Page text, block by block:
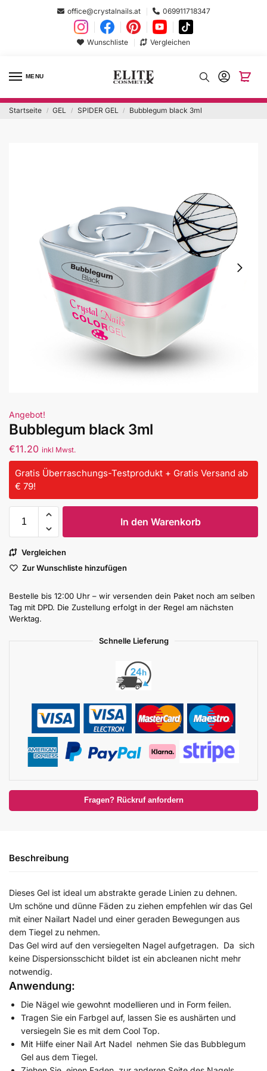
office@crystalnails.at 069911718347
Wunschliste Vergleichen
MENU
Startseite / GEL / SPIDER GEL / Bubblegum black 3ml
Angebot!
Bubblegum black 3ml
€11.20 inkl Mwst.
Gratis Überraschungs-Testprodukt + Gratis Versand ab
€ 79!
In den Warenkorb
Vergleichen
Zur Wunschliste hinzufügen
Bestelle bis 12:00 Uhr – wir versenden dein Paket noch am selben
Tag mit DPD. Die Zustellung erfolgt in der Regel am nächsten
Werktag.
Schnelle Lieferung
Fragen? Rückruf anfordern
Beschreibung
Dieses Gel ist ideal um abstrakte gerade Linien zu dehnen.
Um schöne und dünne Fäden zu ziehen empfehlen wir das Gel
mit einer Nailart Nadel und einer geraden Bewegungen aus
dem Tiegel zu nehmen.
Das Gel wird auf den versiegelten Nagel aufgetragen. Da sich
keine Dispersionsschicht bildet ist ein abcleanen nicht mehr
notwendig.
Anwendung:
Die Nägel wie gewohnt modellieren und in Form feilen.
Tragen Sie ein Farbgel auf, lassen Sie es aushärten und
versiegeln Sie es mit dem Cool Top.
Mit Hilfe einer Nail Art Nadel nehmen Sie das Bubblegum
Gel aus dem Tiegel.